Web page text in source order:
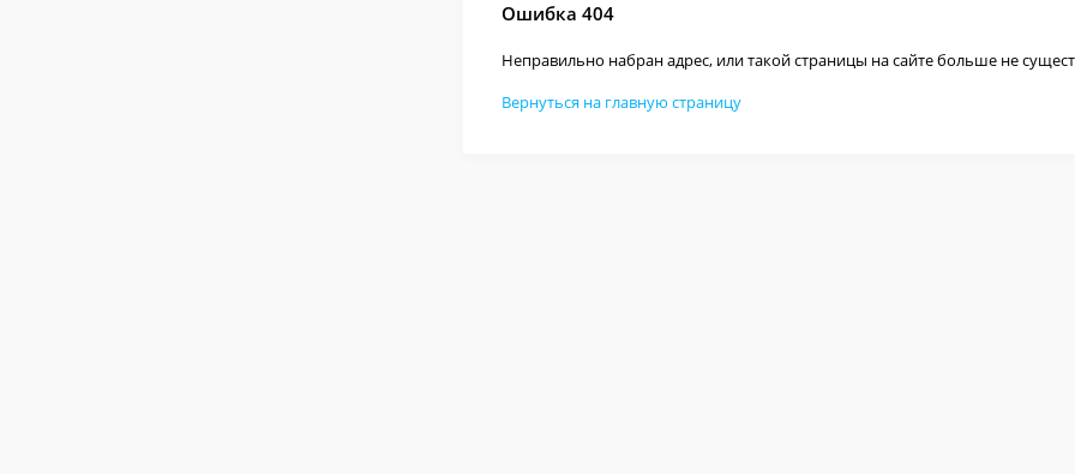
Ошибка 404
Неправильно набран адрес, или такой страницы на сайте больше не
Вернуться на главную страницу